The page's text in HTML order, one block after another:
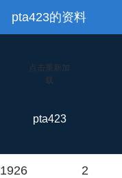
pta423的资料
点击重新加
载
pta423
1926 2